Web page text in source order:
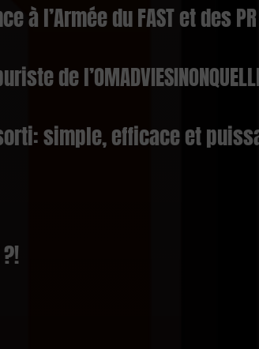
à l’Armée du FAST et des
de
simple, efficace et
?!